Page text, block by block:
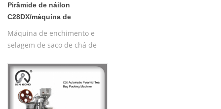
Pirâmide de náilon
C28DX/máquina de
Máquina de enchimento e
selagem de saco de chá de
pirâmide de nylon
automática/máquina de
embalagem interna e externa
plana